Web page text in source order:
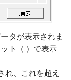
タが表示されま
ト（.）で表示
れ、これを超え